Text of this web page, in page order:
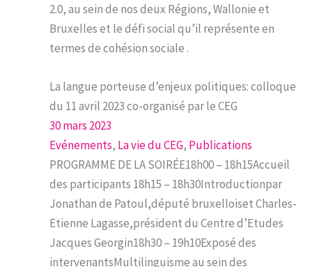
2.0, au sein de nos deux Régions, Wallonie et
Bruxelles et le défi social qu’il représente en
termes de cohésion sociale .
La langue porteuse d’enjeux politiques: colloque
du 11 avril 2023 co-organisé par le CEG
30 mars 2023
Evénements, La vie du CEG, Publications
PROGRAMME DE LA SOIRÉE18h00 – 18h15Accueil
des participants 18h15 – 18h30Introductionpar
Jonathan de Patoul,député bruxelloiset Charles-
Etienne Lagasse,président du Centre d’Etudes
Jacques Georgin18h30 – 19h10Exposé des
intervenantsMultilinguisme au sein des